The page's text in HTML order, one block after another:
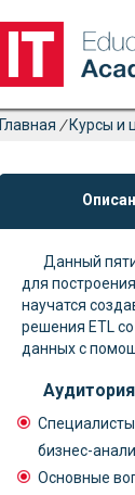
Главная / Курсы и
Данный
для
научатся
решения ETL
данных с
Аудитория
бизнес-
Основные